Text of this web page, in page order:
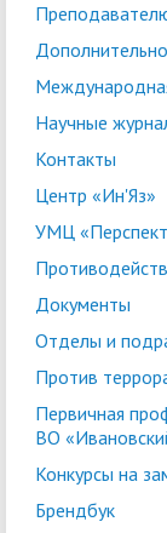
Научные
Контакты
Центр «Ин'Яз»
УМЦ
Документы
Отделы и
Против
Первичная
ВО
Конкурсы на
Брендбук